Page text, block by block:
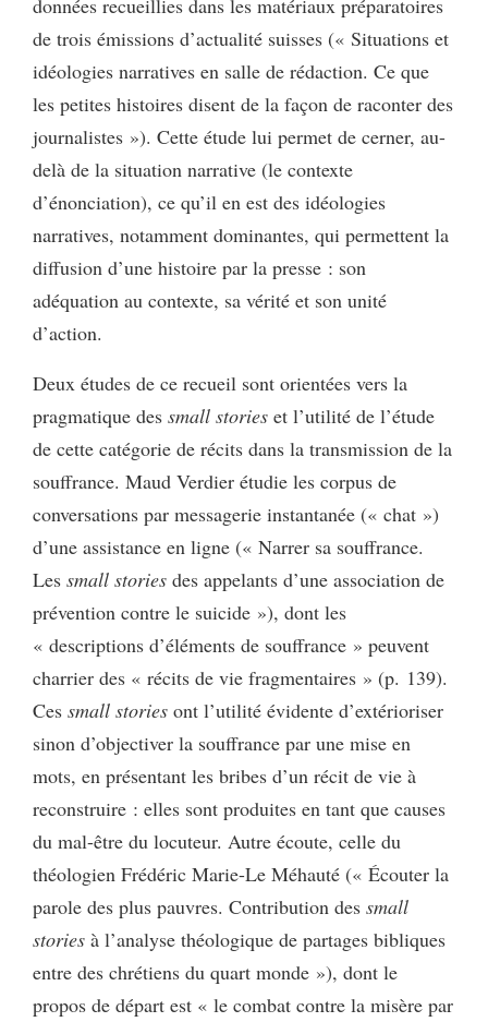
de trois émissions d’actualité suisses (« Situations et
idéologies narratives en salle de rédaction. Ce que
les petites histoires disent de la façon de raconter des
journalistes »). Cette étude lui permet de cerner, au-
delà de la situation narrative (le contexte
d’énonciation), ce qu’il en est des idéologies
narratives, notamment dominantes, qui permettent la
diffusion d’une histoire par la presse : son
adéquation au contexte, sa vérité et son unité
d’action.
Deux études de ce recueil sont orientées vers la
pragmatique des small stories et l’utilité de l’étude
de cette catégorie de récits dans la transmission de la
souffrance. Maud Verdier étudie les corpus de
conversations par messagerie instantanée (« chat »)
d’une assistance en ligne (« Narrer sa souffrance.
Les small stories des appelants d’une association de
prévention contre le suicide »), dont les
« descriptions d’éléments de souffrance » peuvent
charrier des « récits de vie fragmentaires » (p. 139).
Ces small stories ont l’utilité évidente d’extérioriser
sinon d’objectiver la souffrance par une mise en
mots, en présentant les bribes d’un récit de vie à
reconstruire : elles sont produites en tant que causes
du mal-être du locuteur. Autre écoute, celle du
théologien Frédéric Marie-Le Méhauté (« Écouter la
parole des plus pauvres. Contribution des small
stories à l’analyse théologique de partages bibliques
entre des chrétiens du quart monde »), dont le
propos de départ est « le combat contre la misère par